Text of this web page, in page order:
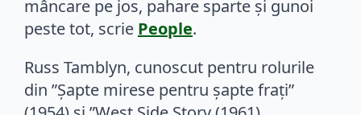
mâncare pe jos, pahare sparte și gunoi
peste tot, scrie People.
Russ Tamblyn, cunoscut pentru rolurile
din ”Șapte mirese pentru șapte frați”